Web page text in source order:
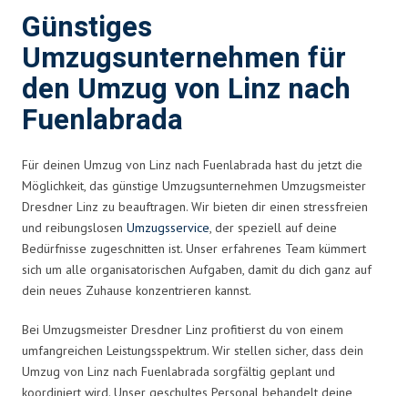
Günstiges
Umzugsunternehmen für
den Umzug von Linz nach
Fuenlabrada
Für deinen Umzug von Linz nach Fuenlabrada hast du jetzt die
Möglichkeit, das günstige Umzugsunternehmen Umzugsmeister
Dresdner Linz zu beauftragen. Wir bieten dir einen stressfreien
und reibungslosen Umzugsservice, der speziell auf deine
Bedürfnisse zugeschnitten ist. Unser erfahrenes Team kümmert
sich um alle organisatorischen Aufgaben, damit du dich ganz auf
dein neues Zuhause konzentrieren kannst.
Bei Umzugsmeister Dresdner Linz profitierst du von einem
umfangreichen Leistungsspektrum. Wir stellen sicher, dass dein
Umzug von Linz nach Fuenlabrada sorgfältig geplant und
koordiniert wird. Unser geschultes Personal behandelt deine